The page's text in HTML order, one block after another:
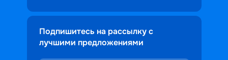
Подпишитесь на рассылку с
лучшими предложениями